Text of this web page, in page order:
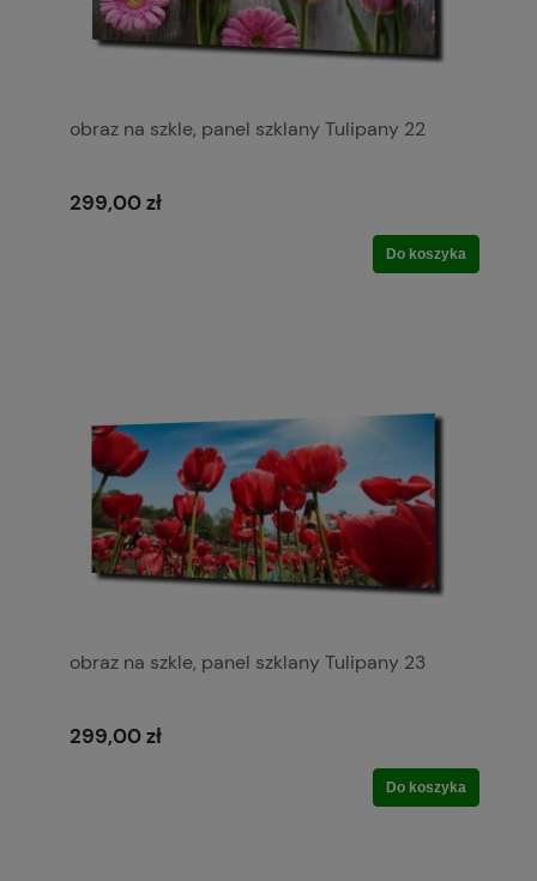
obraz na szkle, panel szklany Tulipany 22
299,00 zł
Do koszyka
obraz na szkle, panel szklany Tulipany 23
299,00 zł
Do koszyka